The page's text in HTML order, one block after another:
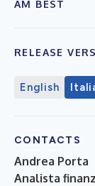
AM BEST
RELEASE
English
CONTACTS
Andrea Porta
Analista